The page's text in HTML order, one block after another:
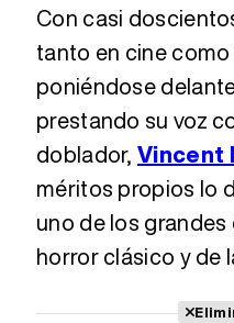
Con casi
tanto en cine
poniéndose
prestando su voz
doblador,Vincent
méritos propios lo
uno de los
horror clásico y de